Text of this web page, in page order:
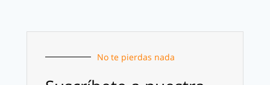
No te pierdas nada